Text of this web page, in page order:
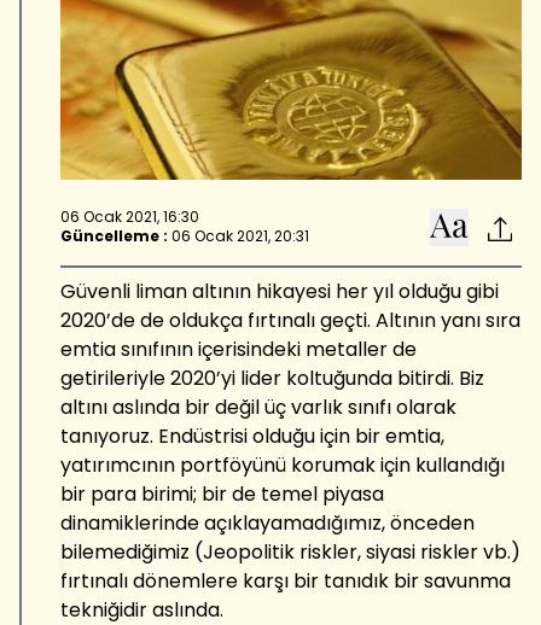
06 Ocak 2021, 16:30
Güncelleme : 06 Ocak 2021, 20:31
Güvenli liman altının hikayesi her yıl olduğu gibi
2020’de de oldukça fırtınalı geçti. Altının yanı sıra
emtia sınıfının içerisindeki metaller de
getirileriyle 2020’yi lider koltuğunda bitirdi. Biz
altını aslında bir değil üç varlık sınıfı olarak
tanıyoruz. Endüstrisi olduğu için bir emtia,
yatırımcının portföyünü korumak için kullandığı
bir para birimi; bir de temel piyasa
dinamiklerinde açıklayamadığımız, önceden
bilemediğimiz (Jeopolitik riskler, siyasi riskler vb.)
fırtınalı dönemlere karşı bir tanıdık bir savunma
tekniğidir aslında.